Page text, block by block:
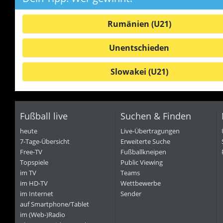
Rumänien (U21)
Unentschieden
Slowakei (U21)
Fußball live
heute
7-Tage-Übersicht
Free-TV
Topspiele
im TV
im HD-TV
im Internet
auf Smartphone/Tablet
im (Web-)Radio
Suchen & Finden
Live-Übertragungen
Erweiterte Suche
Fußballkneipen
Public Viewing
Teams
Wettbewerbe
Sender